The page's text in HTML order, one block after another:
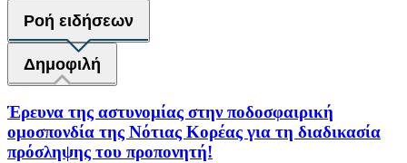
Ροή ειδήσεων
Δημοφιλή
Έρευνα της αστυνομίας στην ποδοσφαιρική
ομοσπονδία της Νότιας Κορέας για τη διαδικασία
πρόσληψης του προπονητή!